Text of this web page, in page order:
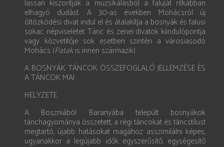
lassan kiszorítják a muzsikálásból a faluját ritkábban
elhagyó dudást. A 30-as években Mohácsról új
öltözködési divat indul el és átalakítja a bosnyák és falusi
sokac népviseletet. Tánc és zenei divatok kiindulópontja
vagy közvetítője sok esetben szintén a városiasodó
Mohács (Patakis innen származik).
A BOSNYÁK TÁNCOK ÖSSZEFOGLALÓ JELLEMZÉSE ÉS
A TÁNCOK MAI
HELYZETE
A Boszniából Baranyába települt bosnyákok
tánchagyománya összetett, a régi táncokat és táncstílust
megtartó, újabb hatásokat magához asszimilálni képes,
ugyanakkor a legújabb idők egyszerűsítő, egységesítő